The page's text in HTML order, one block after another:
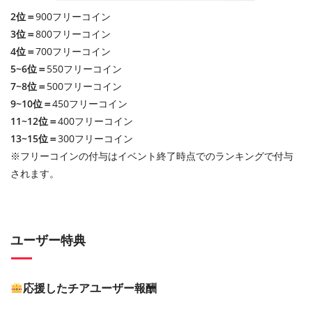
2位＝900フリーコイン
3位＝800フリーコイン
4位＝700フリーコイン
5~6位＝550フリーコイン
7~8位＝500フリーコイン
9~10位＝450フリーコイン
11~12位＝400フリーコイン
13~15位＝300フリーコイン
※フリーコインの付与はイベント終了時点でのランキングで付与
されます。
ユーザー特典
応援したチアユーザー報酬